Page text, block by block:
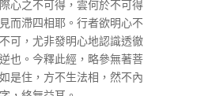
心之不可得，雲何於不可得
而滯四相耶。行者欲明心不
可，尤非發明心地認識透徹
也。今釋此經，略參無著菩
是住，方不生法相，然不內